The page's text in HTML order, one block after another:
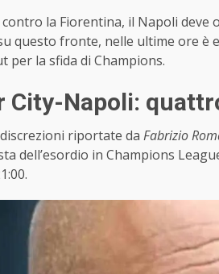
la Fiorentina, il Napoli
questo fronte, nelle ultime ore è
per la sfida di Champions.
City-Napoli:
riportate da Fabrizio
dell’esordio in Champions